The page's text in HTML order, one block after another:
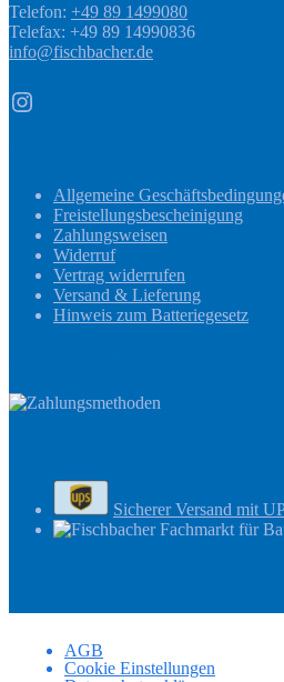
Telefon: +49 89 1499080
Telefax: +49 89 14990836
info@fischbacher.de
Instagram
Allgemeine
Freistellungsbescheinigung
Zahlungsweisen
Widerruf
Vertrag widerrufen
Versand & Lieferung
Hinweis zum Batteriegesetz
Sicherer Versand mit
AGB
Cookie Einstellungen